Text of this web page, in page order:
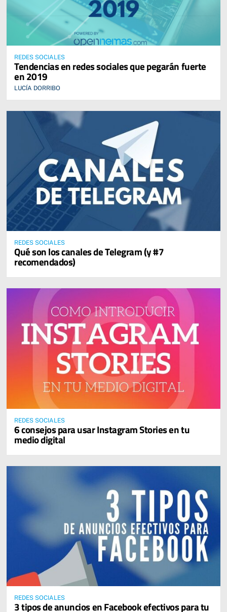
REDES SOCIALES
Tendencias en redes sociales que pegarán fuerte
en 2019
LUCÍA DORRIBO
REDES SOCIALES
Qué son los canales de Telegram (y #7
recomendados)
REDES SOCIALES
6 consejos para usar Instagram Stories en tu
medio digital
REDES SOCIALES
3 tipos de anuncios en Facebook efectivos para tu